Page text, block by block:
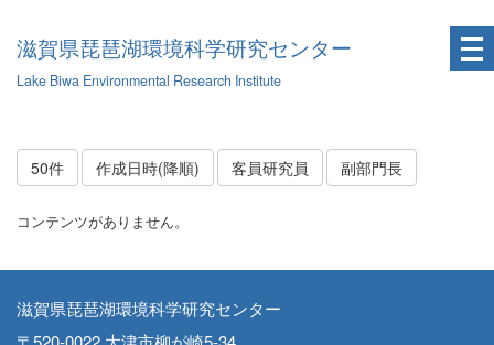
滋賀県琵琶湖環境科学研究センター
Lake Biwa Environmental Research Institute
50件 作成日時(降順) 客員研究員 副部門長
コンテンツがありません。
滋賀県琵琶湖環境科学研究センター